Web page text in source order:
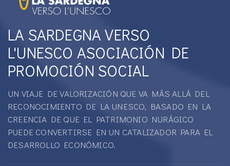
LA SARDEGNA VERSO
L'UNESCO ASOCIACIÓN DE
PROMOCIÓN SOCIAL
UN VIAJE DE VALORIZACIÓN QUE VA MÁS ALLÁ DEL
RECONOCIMIENTO DE LA UNESCO, BASADO EN LA
CREENCIA DE QUE EL PATRIMONIO NURÁGICO
PUEDE CONVERTIRSE EN UN CATALIZADOR PARA EL
DESARROLLO ECONÓMICO.